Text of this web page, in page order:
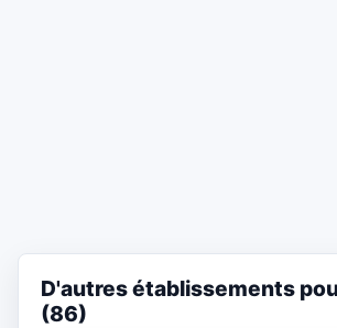
D'autres établissements
(86)